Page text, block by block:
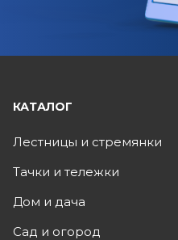
КАТАЛОГ
Лестницы и стремянки
Тачки и тележки
Дом и дача
Сад и огород